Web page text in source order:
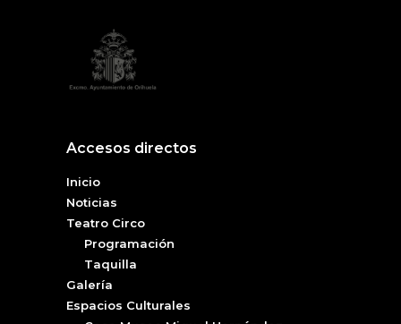
Accesos directos
Inicio
Noticias
Teatro Circo
Programación
Taquilla
Galería
Espacios Culturales